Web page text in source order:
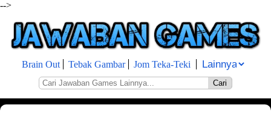
-->
Brain Out Tebak Gambar Jom Teka-Teki
Cari